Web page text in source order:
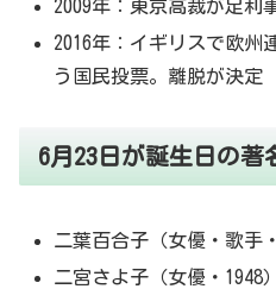
2009年：東京高裁が足利
2016年：イギリスで欧州
う国民投票。離脱が決定
6月23日が誕生日の著
二葉百合子（女優・歌手・
二宮さよ子（女優・1948）